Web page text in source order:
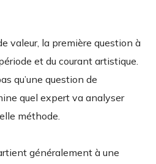
valeur, la première question à
et du courant artistique.
qu’une question de
quel expert va analyser
méthode.
généralement à une